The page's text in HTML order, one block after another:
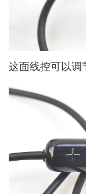
这面线控可以调